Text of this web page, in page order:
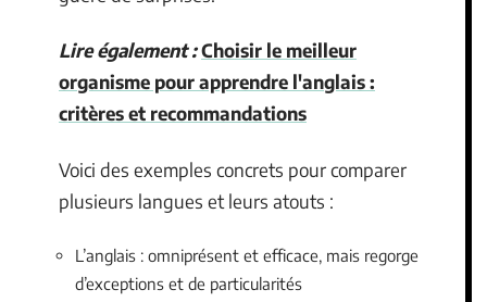
Lire également :Choisir le meilleur
organisme pour apprendre l'anglais :
critères et recommandations
Voici des exemples concrets pour comparer
plusieurs langues et leurs atouts :
L’anglais : omniprésent et efficace, mais regorge
d’exceptions et de particularités